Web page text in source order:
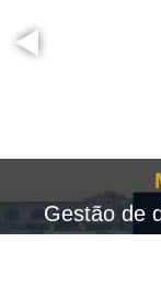
Gestão de